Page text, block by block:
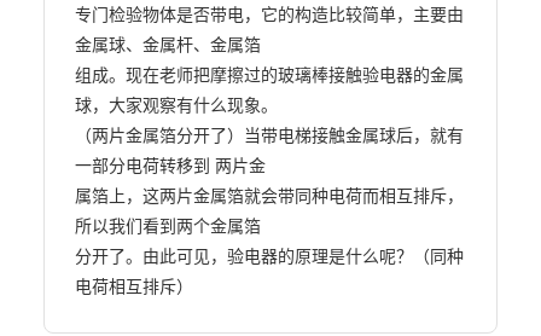
专门检验物体是否带电，它的构造比较简单，主要由
金属球、金属杆、金属箔
组成。现在老师把摩擦过的玻璃棒接触验电器的金属
球，大家观察有什么现象。
（两片金属箔分开了）当带电梯接触金属球后，就有
一部分电荷转移到 两片金
属箔上，这两片金属箔就会带同种电荷而相互排斥，
所以我们看到两个金属箔
分开了。由此可见，验电器的原理是什么呢？（同种
电荷相互排斥）